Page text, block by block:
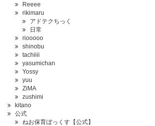
Reeee
rikimaru
アドテクちっく
日常
riooooo
shinobu
tachiiii
yasumichan
Yossy
yuu
ZiMA
zushimi
kitano
公式
ねお保育ぼっくす【公式】